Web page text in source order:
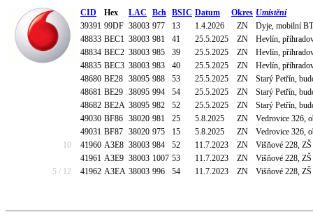
CID Hex LAC Bch BSIC Datum Okres Umístění
39391 99DF 38003 977 13 1.4.2026 ZN
Dyje, mobilní
48833 BEC1 38003 981 41 25.5.2025 ZN
Hevlín,
48834 BEC2 38003 985 39 25.5.2025 ZN
Hevlín,
48835 BEC3 38003 983 40 25.5.2025 ZN
Hevlín,
48680 BE28 38095 988 53 25.5.2025 ZN
Starý Petřín,
48681 BE29 38095 994 54 25.5.2025 ZN
Starý Petřín,
48682 BE2A 38095 982 52 25.5.2025 ZN
Starý Petřín,
49030 BF86 38020 981 25 5.8.2025 ZN
Vedrovice 326,
49031 BF87 38020 975 15 5.8.2025 ZN
Vedrovice 326,
10
41960 A3E8 38003 984 52 11.7.2023 ZN
Višňové 228, ZŠ
41961 A3E9 38003 1007 53 11.7.2023 ZN
Višňové 228, ZŠ
5 / 12
41962 A3EA 38003 996 54 11.7.2023 ZN Višňové 228, ZŠ